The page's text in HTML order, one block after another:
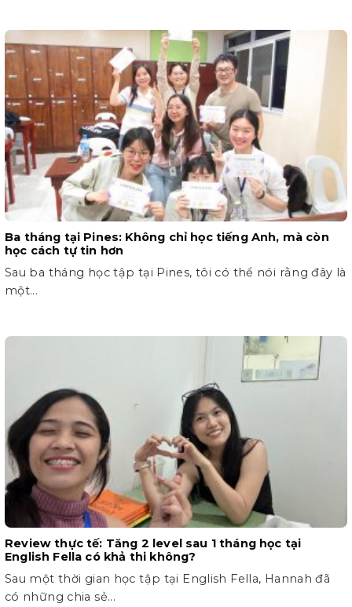
Ba tháng tại Pines: Không chỉ học tiếng Anh, mà còn
học cách tự tin hơn
Sau ba tháng học tập tại Pines, tôi có thể nói rằng đây là
một...
Review thực tế: Tăng 2 level sau 1 tháng học tại
English Fella có khả thi không?
Sau một thời gian học tập tại English Fella, Hannah đã
có những chia sẻ...